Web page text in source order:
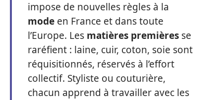
impose de nouvelles règles à la
mode en France et dans toute
l’Europe. Les matières premières se
raréfient : laine, cuir, coton, soie sont
réquisitionnés, réservés à l’effort
collectif. Styliste ou couturière,
chacun apprend à travailler avec les